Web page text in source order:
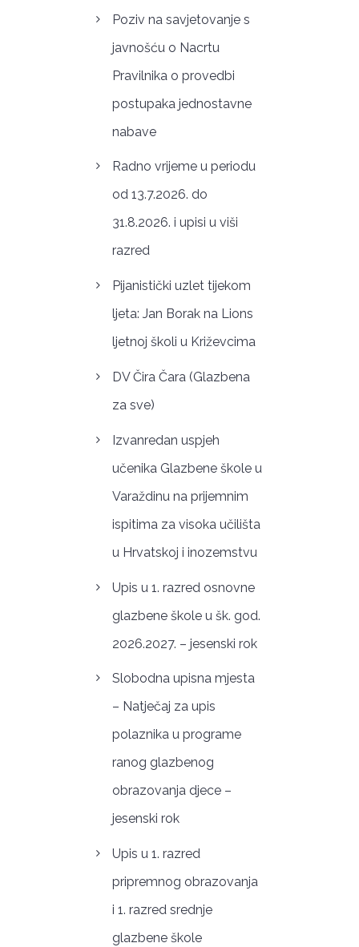
Poziv na savjetovanje s
javnošću o Nacrtu
Pravilnika o provedbi
postupaka jednostavne
nabave
Radno vrijeme u periodu
od 13.7.2026. do
31.8.2026. i upisi u viši
razred
Pijanistički uzlet tijekom
ljeta: Jan Borak na Lions
ljetnoj školi u Križevcima
DV Čira Čara (Glazbena
za sve)
Izvanredan uspjeh
učenika Glazbene škole u
Varaždinu na prijemnim
ispitima za visoka učilišta
u Hrvatskoj i inozemstvu
Upis u 1. razred osnovne
glazbene škole u šk. god.
2026.2027. – jesenski rok
Slobodna upisna mjesta
– Natječaj za upis
polaznika u programe
ranog glazbenog
obrazovanja djece –
jesenski rok
Upis u 1. razred
pripremnog obrazovanja
i 1. razred srednje
glazbene škole